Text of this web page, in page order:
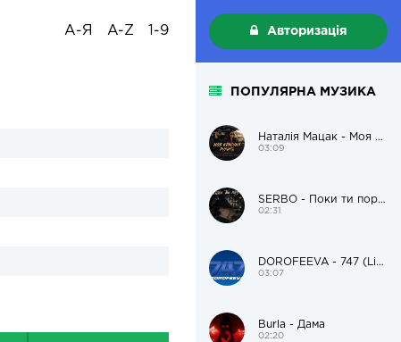
А-Я A-Z 1-9 Авторизація
ПОПУЛЯРНА МУЗИКА
Наталія Мацак - Моя красуня рулить
03:09
SERBO - Поки ти поруч
02:31
DOROFEEVA - 747 (Live Version)
03:07
Burla - Дама
02:20